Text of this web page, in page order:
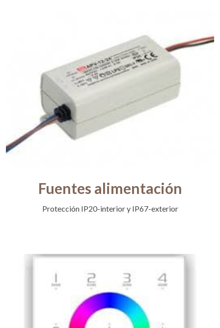
Fuentes alimentación
Protección IP20-interior y IP67-exterior